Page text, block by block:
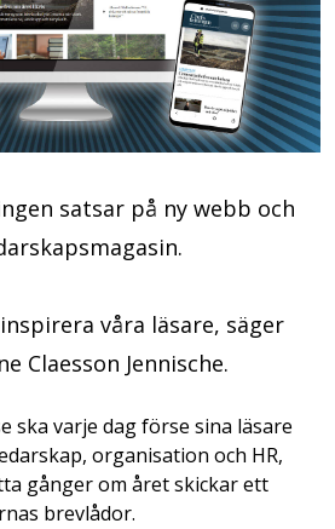
satsar på ny webb och
våra läsare, säger
Claesson Jennische.
ska varje dag förse sina läsare
organisation och HR,
gånger om året skickar ett
brevlådor.